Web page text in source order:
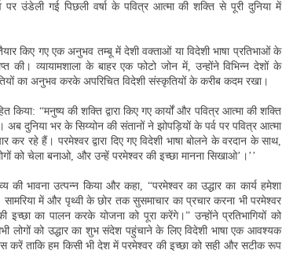
उंडेली गई पिछली वर्षा के पवित्र आत्मा की शक्ति से पूरी दुनिया में
किए गए एक अनुभव तम्बू में देशी वक्ताओं या विदेशी भाषा प्रतिभाओं के
की। व्यायामशाला के बाहर एक फोटो जोन में, उन्होंने विभिन्न देशों के
का अनुभव करके अपरिचित विदेशी संस्कृतियों के करीब कदम रखा।
किया: “मनुष्य की शक्ति द्वारा किए गए कार्यों और पवित्र आत्मा की शक्ति
अब दुनिया भर के सिय्योन की संतानों ने झोपड़ियों के पर्व पर पवित्र आत्मा
रहे हैं। परमेश्वर द्वारा दिए गए विदेशी भाषा बोलने के वरदान के साथ,
को चेला बनाओ, और उन्हें परमेश्वर की इच्छा मानना सिखाओ’।’’
भावना उत्पन्न किया और कहा, “परमेश्वर का उद्धार का कार्य हमेशा
में और पृथ्वी के छोर तक सुसमाचार का प्रचार करना भी परमेश्वर
इच्छा का पालन करके योजना को पूरा करेंगे।” उन्होंने प्रतिभागियों को
लोगों को उद्धार का शुभ संदेश पहुंचाने के लिए विदेशी भाषा एक आवश्यक
करें ताकि हम किसी भी देश में परमेश्वर की इच्छा को सही और सटीक रूप